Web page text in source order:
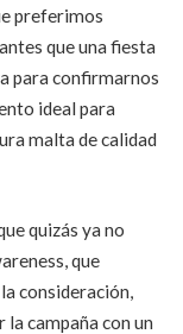
preferimos
que una fiesta
para confirmarnos
ideal para
malta de calidad
quizás ya no
que
consideración,
la campaña con un